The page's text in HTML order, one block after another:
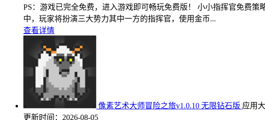
PS：游戏已完全免费，进入游戏即可畅玩免费版！ 小小指挥官免费
中，玩家将扮演三大势力其中一方的指挥官，使用金币...
查看详情
像素艺术大师冒险之旅v1.0.10 无限钻石版 应用
更新时间： 2026-08-05